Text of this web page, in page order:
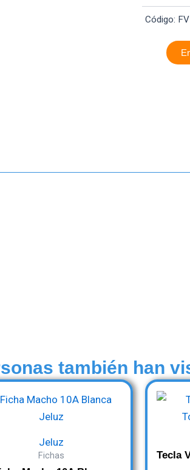
cantidad
Código:
también han
Jeluz
Fichas
Tecla